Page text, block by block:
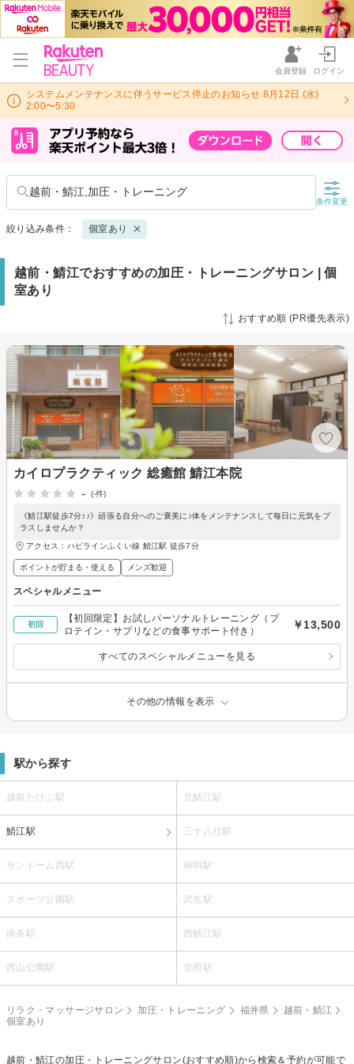
会員登録 ログイン
システムメンテナンスに伴うサービス停止のお知らせ 8月12日 (水)
2:00〜5:30
越前・鯖江,加圧・トレーニング
条件変更
絞り込み条件： 個室あり
越前・鯖江でおすすめの加圧・トレーニングサロン | 個
室あり
おすすめ順 (PR優先表示)
カイロプラクティック 総癒館 鯖江本院
-
(-件)
《鯖江駅徒歩7分♪♪》頑張る自分へのご褒美に♪体をメンテナンスして毎日に元気をプ
ラスしませんか？
アクセス：ハピラインふくい線 鯖江駅 徒歩7分
ポイントが貯まる・使える メンズ歓迎
スペシャルメニュー
初回
【初回限定】お試しパーソナルトレーニング（プ
ロテイン・サプリなどの食事サポート付き）
￥13,500
すべてのスペシャルメニューを見る
その他の情報を表示
駅から探す
越前たけふ駅 北鯖江駅
鯖江駅 三十八社駅
サンドーム西駅 神明駅
スポーツ公園駅 武生駅
南条駅 西鯖江駅
西山公園駅 北府駅
リラク・マッサージサロン 加圧・トレーニング 福井県
越前・鯖江
個室あり
越前・鯖江の加圧・トレーニングサロン(おすすめ順)から検索＆予約が可能で